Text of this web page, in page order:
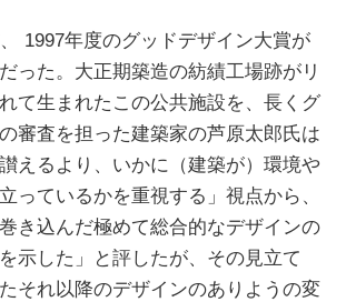
1997年度のグッドデザイン大賞が
った。大正期築造の紡績工場跡がリ
て生まれたこの公共施設を、長くグ
審査を担った建築家の芦原太郎氏は
えるより、いかに（建築が）環境や
っているかを重視する」視点から、
き込んだ極めて総合的なデザインの
示した」と評したが、その見立て
それ以降のデザインのありようの変